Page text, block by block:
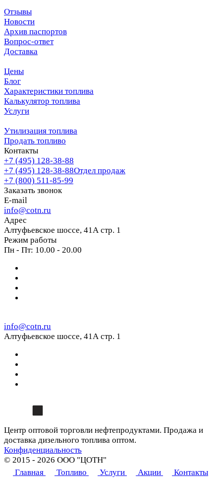
Отзывы
Новости
Архив паспортов
Вопрос-ответ
Доставка
Цены
Блог
Характеристики топлива
Калькулятор топлива
Услуги
Утилизация топлива
Продать топливо
Контакты
+7 (495) 128-38-88
+7 (495) 128-38-88Отдел продаж
+7 (800) 511-85-99
Заказать звонок
E-mail
info@cotn.ru
Адрес
Алтуфьевское шоссе, 41А стр. 1
Режим работы
Пн - Пт: 10.00 - 20.00
info@cotn.ru
Алтуфьевское шоссе, 41А стр. 1
Центр оптовой торговли нефтепродуктами. Продажа и
доставка дизельного топлива оптом.
Конфиденциальность
© 2015 - 2026 ООО "ЦОТН"
Главная
Топливо Услуги Акции Контакты